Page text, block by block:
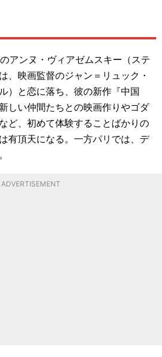
アンヌ・ヴィアゼムスキー（ステ
、映画監督のジャン＝リュック・
）と恋に落ち、彼の新作『中国
しい仲間たちとの映画作りやゴダ
ど、初めて体験することばかりの
有頂天になる。一方パリでは、デ
ADVERTISEMENT